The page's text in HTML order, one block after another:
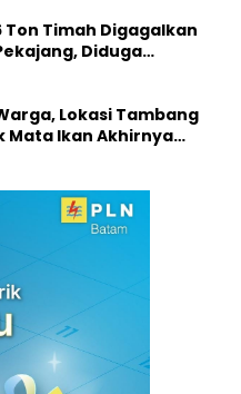
Ton Timah Digagalkan
Diduga
Internasional
Lokasi Tambang
Mata Ikan Akhirnya